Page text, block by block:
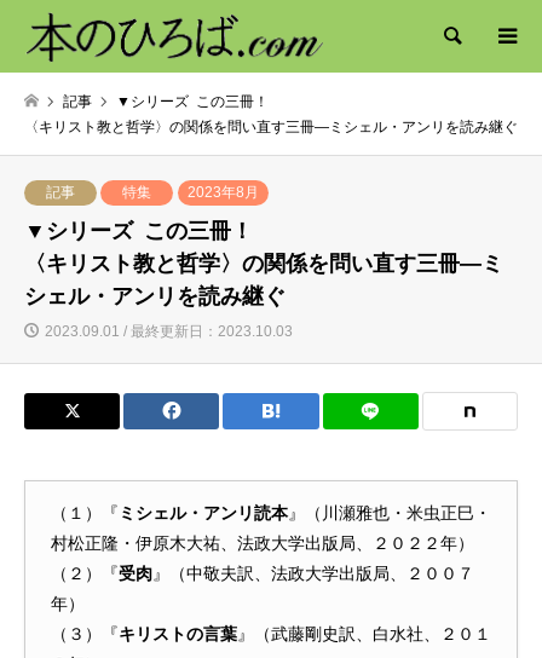
検索
記事
▼シリーズ この三冊！
〈キリスト教と哲学〉の関係を問い直す三冊―ミシェル・アンリを読み継ぐ
記事 特集 2023年8月
▼シリーズ この三冊！
〈キリスト教と哲学〉の関係を問い直す三冊―ミ
シェル・アンリを読み継ぐ
2023.09.01 / 最終更新日：2023.10.03
（１）『 ミシェル・アンリ読本』（川瀬雅也・米虫正巳・
村松正隆・伊原木大祐、法政大学出版局、２０２２年）
（２）『受肉』（中敬夫訳、法政大学出版局、２００７
年）
（３）『キリストの言葉』（武藤剛史訳、白水社、２０１